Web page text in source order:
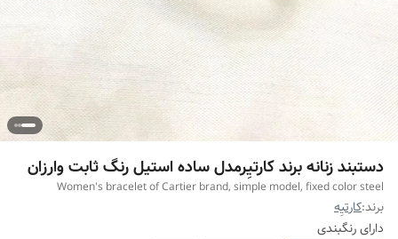
دستبند زنانه برند کارتیِرمدل ساده استیل رنگ ثابت وارزان
Women's bracelet of Cartier brand, simple model, fixed color steel
برند:کارتیِه
دارای رنگبندی